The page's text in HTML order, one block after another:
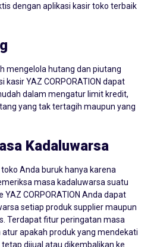
dengan aplikasi kasir toko terbaik
mengelola hutang dan piutang
kasir YAZ CORPORATION dapat
dalam mengatur limit kredit,
yang tak tertagih maupun yang
Kadaluwarsa
Anda buruk hanya karena
masa kadaluwarsa suatu
CORPORATION Anda dapat
setiap produk supplier maupun
Terdapat fitur peringatan masa
apakah produk yang mendekati
dijual atau dikembalikan ke